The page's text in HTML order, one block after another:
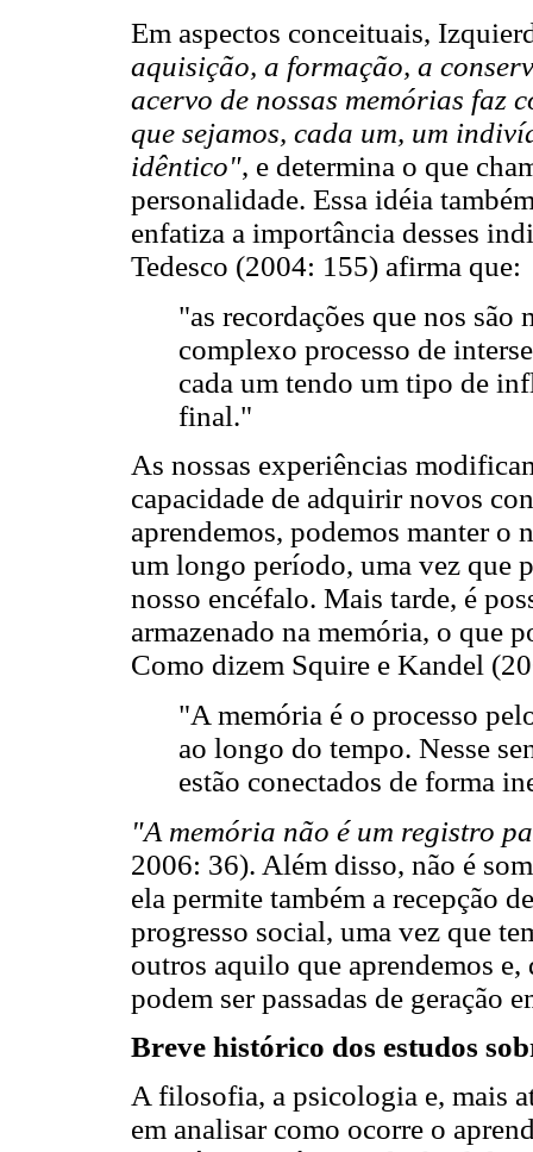
Em aspectos conceituais,
aquisição, a formação, a
acervo de nossas memórias faz
que sejamos, cada um, um
idêntico", e determina o que
personalidade. Essa idéia
enfatiza a importância desses
Tedesco (2004: 155) afirma que:
"as recordações que nos são
complexo processo de
cada um tendo um tipo de
final."
As nossas experiências
capacidade de adquirir novos
aprendemos, podemos manter o
um longo período, uma vez que
nosso encéfalo. Mais tarde, é
armazenado na memória, o que
Como dizem Squire e Kandel
"A memória é o processo
ao longo do tempo. Nesse
estão conectados de forma
"A memória não é um registro
2006: 36). Além disso, não é
ela permite também a recepção
progresso social, uma vez que
outros aquilo que aprendemos
podem ser passadas de geração
Breve histórico dos estudos
A filosofia, a psicologia e, mais
em analisar como ocorre o